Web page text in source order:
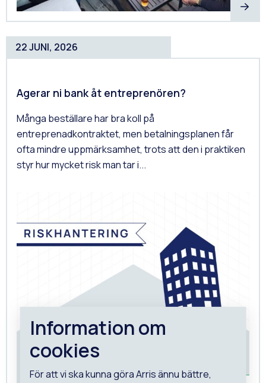
22 JUNI, 2026
Agerar ni bank åt entreprenören?
Många beställare har bra koll på
entreprenadkontraktet, men betalningsplanen får
ofta mindre uppmärksamhet, trots att den i praktiken
styr hur mycket risk man tar i...
Information om
cookies
För att vi ska kunna göra Arris ännu bättre,